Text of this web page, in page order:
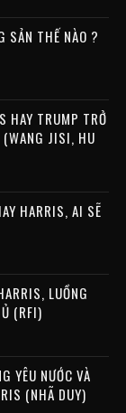
SẢN THẾ NÀO ?
HAY TRUMP TRỞ
JISI, HU
HARRIS, AI SẼ
LUỒNG
(RFI)
YÊU NƯỚC VÀ
(NHÃ DUY)